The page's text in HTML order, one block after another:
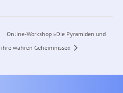
Online-Workshop »Die Pyramiden und
ihre wahren Geheimnisse«